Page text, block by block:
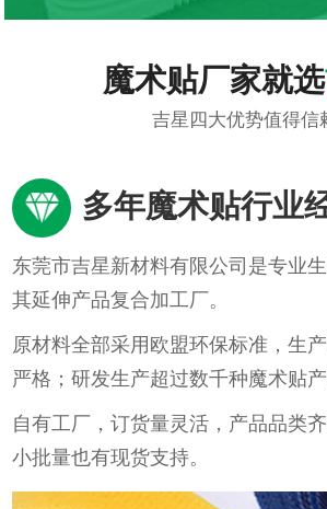
魔术贴厂家就选
吉星四大优势值得信
多年魔术贴行业
东莞市吉星新材料有限公司是专业
其延伸产品复合加工厂。
原材料全部采用欧盟环保标准，生
严格；研发生产超过数千种魔术贴产
自有工厂，订货量灵活，产品品类
小批量也有现货支持。